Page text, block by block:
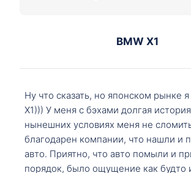
BMW X1
Ну что сказать, но японском рынке
X1))) У меня с бэхами долгая
нынешних условиях меня не
благодарен компании, что нашли и
авто. Приятно, что авто помыли и
порядок, было ощущение как будто